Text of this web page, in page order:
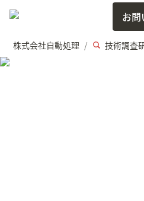
お問
株式会社自動処理 / 技術調査